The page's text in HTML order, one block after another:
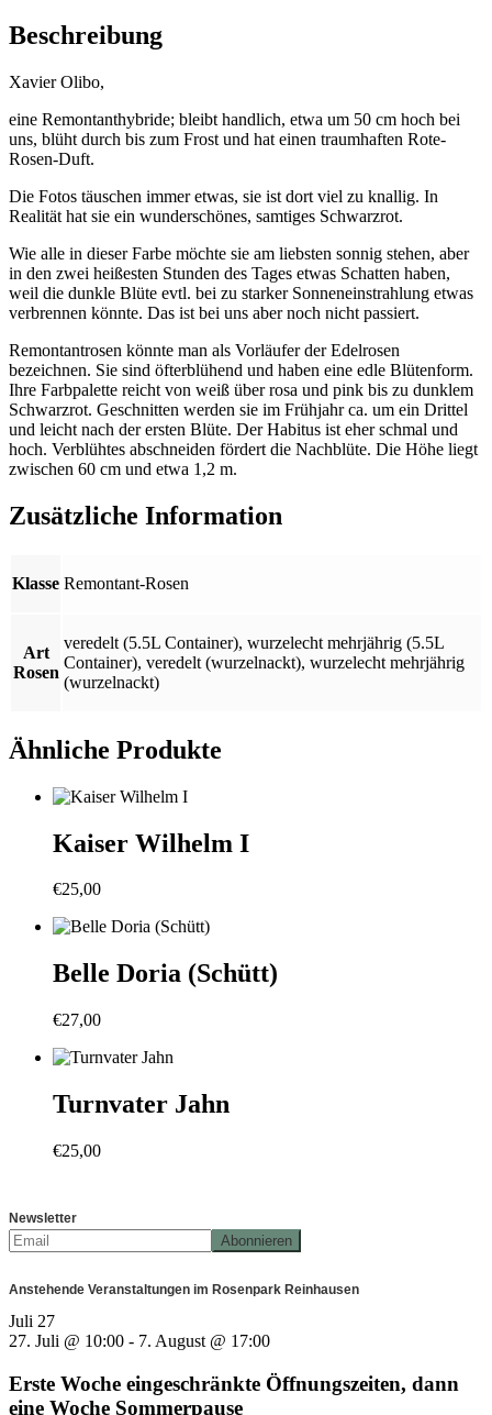
Beschreibung
Xavier Olibo,
eine Remontanthybride; bleibt handlich, etwa um 50 cm hoch bei
uns, blüht durch bis zum Frost und hat einen traumhaften Rote-
Rosen-Duft.
Die Fotos täuschen immer etwas, sie ist dort viel zu knallig. In
Realität hat sie ein wunderschönes, samtiges Schwarzrot.
Wie alle in dieser Farbe möchte sie am liebsten sonnig stehen, aber
in den zwei heißesten Stunden des Tages etwas Schatten haben,
weil die dunkle Blüte evtl. bei zu starker Sonneneinstrahlung etwas
verbrennen könnte. Das ist bei uns aber noch nicht passiert.
Remontantrosen könnte man als Vorläufer der Edelrosen
bezeichnen. Sie sind öfterblühend und haben eine edle Blütenform.
Ihre Farbpalette reicht von weiß über rosa und pink bis zu dunklem
Schwarzrot. Geschnitten werden sie im Frühjahr ca. um ein Drittel
und leicht nach der ersten Blüte. Der Habitus ist eher schmal und
hoch. Verblühtes abschneiden fördert die Nachblüte. Die Höhe liegt
zwischen 60 cm und etwa 1,2 m.
Zusätzliche Information
Klasse Remontant-Rosen
Art
Rosen
veredelt (5.5L Container), wurzelecht mehrjährig (5.5L
Container), veredelt (wurzelnackt), wurzelecht mehrjährig
(wurzelnackt)
Ähnliche Produkte
Kaiser Wilhelm I
€25,00
Belle Doria (Schütt)
€27,00
Turnvater Jahn
€25,00
Newsletter
Anstehende Veranstaltungen im Rosenpark Reinhausen
Juli 27
27. Juli @ 10:00 - 7. August @ 17:00
Erste Woche eingeschränkte Öffnungszeiten, dann
eine Woche Sommerpause